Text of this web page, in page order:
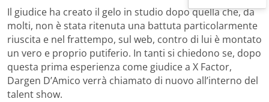
Il giudice ha creato il gelo in studio dopo quella che, da
molti, non è stata ritenuta una battuta particolarmente
riuscita e nel frattempo, sul web, contro di lui è montato
un vero e proprio putiferio. In tanti si chiedono se, dopo
questa prima esperienza come giudice a X Factor,
Dargen D’Amico verrà chiamato di nuovo all’interno del
talent show.